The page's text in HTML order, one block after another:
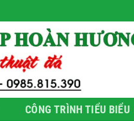
CÔNG TRÌNH TIỂU BIỂU